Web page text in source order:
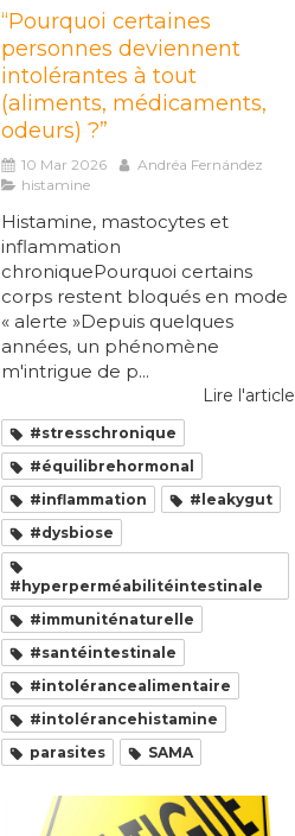
“Pourquoi certaines
personnes deviennent
intolérantes à tout
(aliments, médicaments,
odeurs) ?”
10 Mar 2026
Andréa Fernández
histamine
Histamine, mastocytes et
inflammation
chroniquePourquoi certains
corps restent bloqués en mode
« alerte »Depuis quelques
années, un phénomène
m'intrigue de p...
Lire l'article
#stresschronique
#équilibrehormonal
#inflammation
#leakygut
#dysbiose
#hyperperméabilitéintestinale
#immuniténaturelle
#santéintestinale
#intolérancealimentaire
#intolérancehistamine
parasites
SAMA